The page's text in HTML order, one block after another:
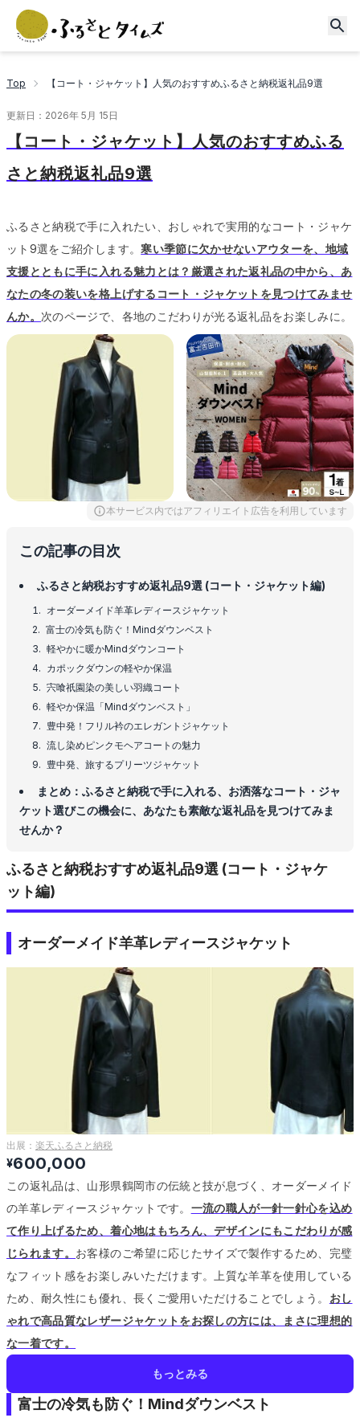
Top 【コート・ジャケット】人気のおすすめふるさと納税返礼品9選
更新日： 2026年 5月 15日
【コート・ジャケット】人気のおすすめふる
さと納税返礼品9選
ふるさと納税で手に入れたい、おしゃれで実用的なコート・ジャケ
ット9選をご紹介します。寒い季節に欠かせないアウターを、地域
支援とともに手に入れる魅力とは？厳選された返礼品の中から、あ
なたの冬の装いを格上げするコート・ジャケットを見つけてみませ
んか。 次のページで、各地のこだわりが光る返礼品をお楽しみに。
本サービス内ではアフィリエイト広告を利用しています
この記事の目次
ふるさと納税おすすめ返礼品9選 (コート・ジャケット編)
オーダーメイド羊革レディースジャケット
富士の冷気も防ぐ！Mindダウンベスト
軽やかに暖かMindダウンコート
カポックダウンの軽やか保温
宍喰祇園染の美しい羽織コート
軽やか保温「Mindダウンベスト」
豊中発！フリル衿のエレガントジャケット
流し染めピンクモヘアコートの魅力
豊中発、旅するプリーツジャケット
まとめ：ふるさと納税で手に入れる、お洒落なコート・ジャ
ケット選びこの機会に、あなたも素敵な返礼品を見つけてみま
せんか？
ふるさと納税おすすめ返礼品9選 (コート・ジャケ
ット編)
オーダーメイド羊革レディースジャケット
出展： 楽天ふるさと納税
¥600,000
この返礼品は、山形県鶴岡市の伝統と技が息づく、オーダーメイド
の羊革レディースジャケットです。 一流の職人が一針一針心を込め
て作り上げるため、着心地はもちろん、デザインにもこだわりが感
じられます。 お客様のご希望に応じたサイズで製作するため、完璧
なフィット感をお楽しみいただけます。
上質な羊革を使用している
ため、耐久性にも優れ、長くご愛用いただけることでしょう。 おし
ゃれで高品質なレザージャケットをお探しの方には、まさに理想的
な一着です。
もっとみる
富士の冷気も防ぐ！Mindダウンベスト